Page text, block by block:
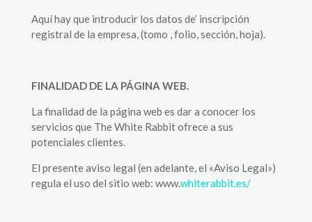
Aquí hay que introducir los datos de’ inscripción
registral de la empresa, (tomo , folio, sección, hoja).
FINALIDAD DE LA PÁGINA WEB.
La finalidad de la página web es dar a conocer los
servicios que The White Rabbit ofrece a sus
potenciales clientes.
El presente aviso legal (en adelante, el «Aviso Legal»)
regula el uso del sitio web: www.whiterabbit.es/